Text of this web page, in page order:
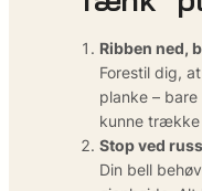
Ribben ned,
Forestil dig,
planke –
kunne trække
Stop ved
Din bell